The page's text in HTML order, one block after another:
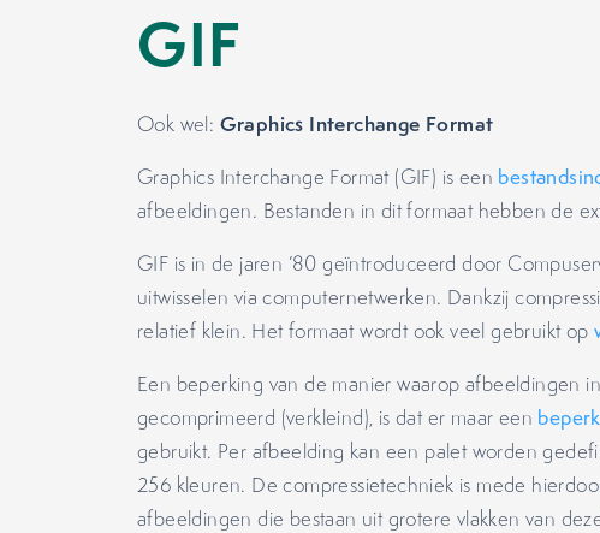
GIF
Ook wel: Graphics Interchange Format
Graphics Interchange Format (GIF) is een
afbeeldingen. Bestanden in dit formaat hebben de
GIF is in de jaren ’80 geïntroduceerd door
uitwisselen via computernetwerken. Dankzij
relatief klein. Het formaat wordt ook veel gebruikt op
Een beperking van de manier waarop afbeeldingen
gecomprimeerd (verkleind), is dat er maar een
gebruikt. Per afbeelding kan een palet worden
256 kleuren. De compressietechniek is mede
afbeeldingen die bestaan uit grotere vlakken van